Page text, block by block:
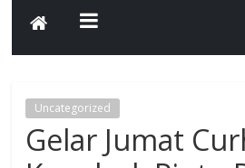
Jagung, Dukung Ketahanan Pangan
Uncategorized
Gelar Jumat